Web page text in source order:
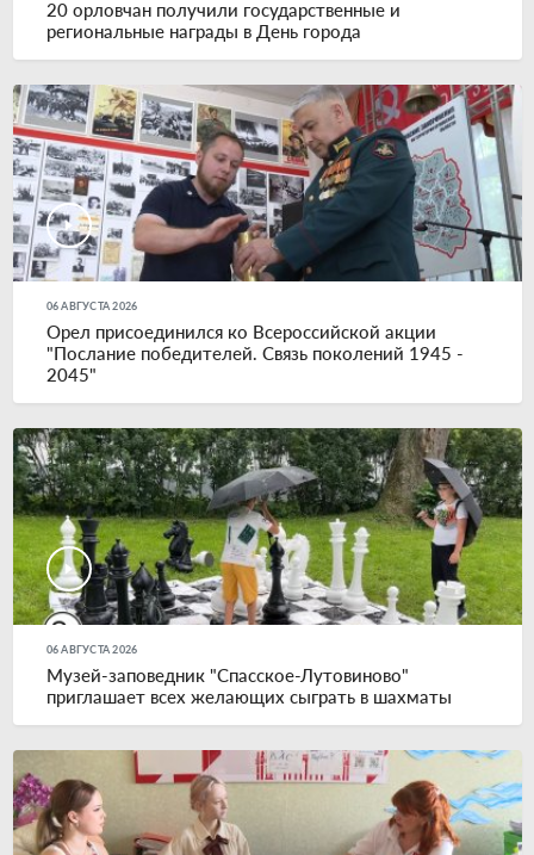
20 орловчан получили государственные и
региональные награды в День города
06 АВГУСТА 2026
Орел присоединился ко Всероссийской акции
"Послание победителей. Связь поколений 1945 -
2045"
06 АВГУСТА 2026
Музей-заповедник "Спасское-Лутовиново"
приглашает всех желающих сыграть в шахматы